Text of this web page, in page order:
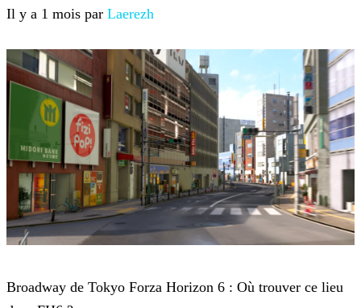
Il y a 1 mois par Laerezh
Broadway de Tokyo Forza Horizon 6 : Où trouver ce lieu